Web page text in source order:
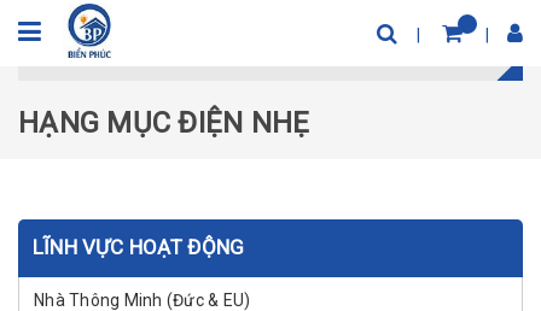
Trang chủ
HẠNG MỤC ĐIỆN NHẸ
LĨNH VỰC HOẠT ĐỘNG
Nhà Thông Minh (Đức & EU)